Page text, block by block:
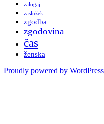
zalogaj
zaslužek
zgodba
zgodovina
čas
ženska
Proudly powered by WordPress